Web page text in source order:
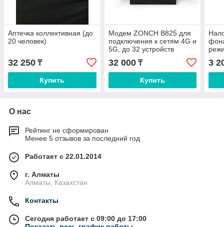
Аптечка коллективная (до
20 человек)
32 250 ₸
Купить
Модем ZONCH B825 для
подключения к сетям 4G и
5G, до 32 устройств
одновременно
32 000₸
Купить
3
О нас
Рейтинг не сформирован
Менее 5 отзывов за последний год
Работает с 22.01.2014
г. Алматы
Алматы, Казахстан
Контакты
Сегодня работает с 09:00 до 17:00